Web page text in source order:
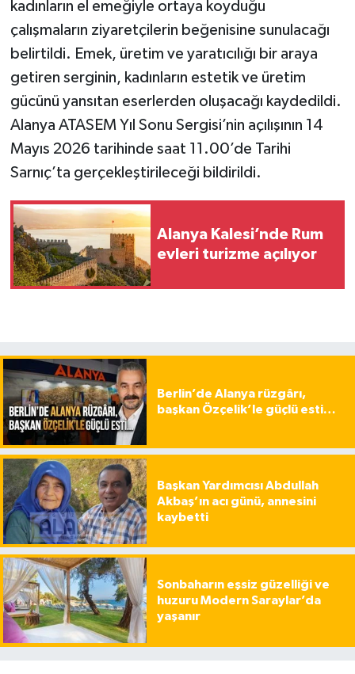
kadınların el emeğiyle ortaya koyduğu
çalışmaların ziyaretçilerin beğenisine sunulacağı
belirtildi. Emek, üretim ve yaratıcılığı bir araya
getiren serginin, kadınların estetik ve üretim
gücünü yansıtan eserlerden oluşacağı kaydedildi.
Alanya ATASEM Yıl Sonu Sergisi’nin açılışının 14
Mayıs 2026 tarihinde saat 11.00’de Tarihi
Sarnıç’ta gerçekleştirileceği bildirildi.
Alanya Kalesi’nde Rum
evleri turizme açılıyor
Berlin’de Alanya rüzgârı,
başkan Özçelik’le güçlü esti…
Başkan Yardımcısı Abdullah
Akbaş’ın acı günü, annesini
kaybetti
Sonbaharın eşsiz güzelliği ve
huzuru Modern Saraylar’da
yaşanır